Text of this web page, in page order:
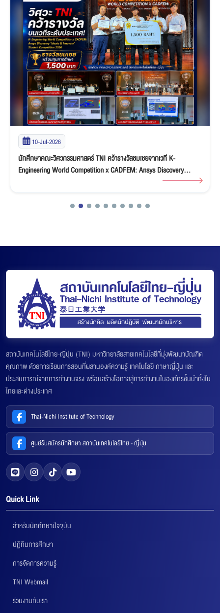
10-Jul-2026
นักศึกษาคณะวิศวกรรมศาสตร์ TNI คว้ารางวัลชมเชยจากเวที K-
Engineering World Competition x CADFEM: Ansys Discovery
สถาบันเทคโนโลยีไทย-ญี่ปุ่น (TNI) มหาวิทยาลัยสายเทคโนโลยีที่มุ่งพัฒนาบัณฑิต
คุณภาพ ด้วยการเรียนการสอนที่ผสานองค์ความรู้ เทคโนโลยี ภาษาญี่ปุ่น และ
ประสบการณ์จากการทำงานจริง พร้อมสร้างโอกาสสู่การทำงานในองค์กรชั้นนำทั้งใน
ไทยและต่างประเทศ
Thai-Nichi Institute of Technology
ศูนย์รับสมัครนักศึกษา สถาบันเทคโนโลยีไทย - ญี่ปุ่น
Quick Link
สำหรับนักศึกษาปัจจุบัน
ปฏิทินการศึกษา
การจัดการความรู้
TNI Webmail
ร่วมงานกับเรา